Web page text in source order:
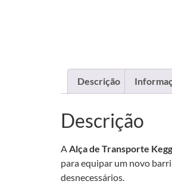
Descrição
Descrição
AAlça de Transporte
para equipar um novo
desnecessários.